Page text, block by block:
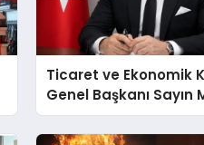
Ticaret ve Ekonomik
Genel Başkanı Sayın
Ulutaş, ekonomiye
açıklamada şunları